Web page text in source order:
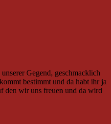
Gegend, geschmacklich
bestimmt und da habt ihr ja
den wir uns freuen und da wird